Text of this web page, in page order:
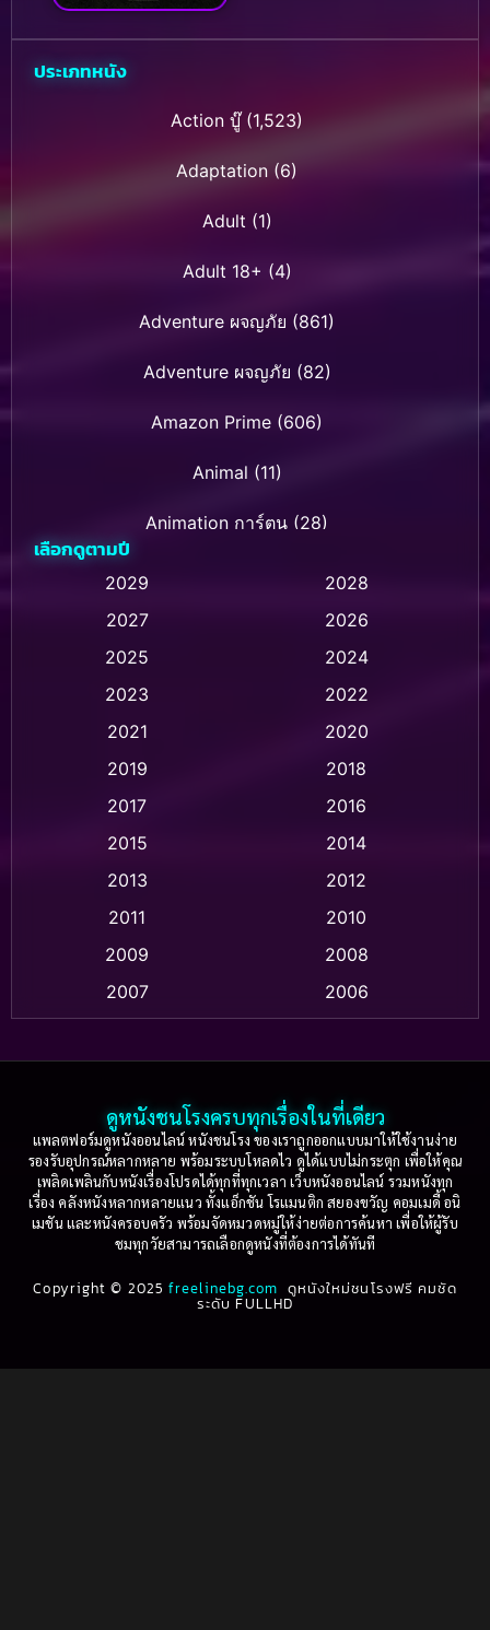
แต่รักแท้
ประเภทหนัง
Action บู๊(1,523)
Adaptation (6)
Adult (1)
Adult 18+ (4)
Adventure ผจญภัย (861)
Adventure ผจญภัย (82)
Amazon Prime (606)
Animal (11)
Animation การ์ตูน (28)
Animation การ์ตูน (232)
Animation การ์ตูน (32)
Animation แอนิเมชั่น (1)
Animation แอนิเมชัน (1)
Based on a True Story เรื่องจริง(36)
Based on Novel(16)
Betrayal(1)
Biography(3)
เลือกดูตามปี
2029
2028
2027
2026
2025
2024
2023
2022
2021
2020
2019
2018
2017
2016
2015
2014
2013
2012
2011
2010
2009
2008
2007
2006
2003
2002
2001
2000
1999
1998
1997
1996
1995
1994
1993
1992
1991
1990
ดูหนังชนโรงครบทุกเรื่องในที่เดียว
แพลตฟอร์มดูหนังออนไลน์ หนังชนโรง ของเราถูกออกแบบมาให้ใช้งานง่าย
รองรับอุปกรณ์หลากหลาย พร้อมระบบโหลดไว ดูได้แบบไม่กระตุก เพื่อให้คุณ
เพลิดเพลินกับหนังเรื่องโปรดได้ทุกที่ทุกเวลา เว็บหนังออนไลน์ รวมหนังทุก
เรื่อง คลังหนังหลากหลายแนว ทั้งแอ็กชัน โรแมนติก สยองขวัญ คอมเมดี้ อนิ
เมชัน และหนังครอบครัว พร้อมจัดหมวดหมู่ให้ง่ายต่อการค้นหา เพื่อให้ผู้รับ
ชมทุกวัยสามารถเลือกดูหนังที่ต้องการได้ทันที
Copyright © 2025freelinebg.com ดูหนังใหม่ชนโรงฟรี คมชัด
ระดับ FULLHD